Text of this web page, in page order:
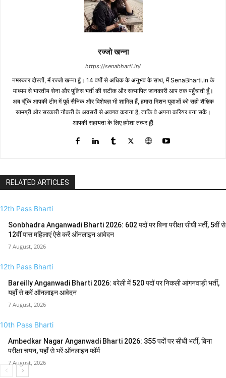
रज्जो खन्ना
https://senabharti.in/
नमस्कार दोस्तों, मैं रज्जो खन्ना हूँ। 14 वर्षों से अधिक के अनुभव के साथ, मैं SenaBharti.in के
माध्यम से भारतीय सेना और पुलिस भर्ती की सटीक और सत्यापित जानकारी आप तक पहुँचाती हूँ।
अब चूँकि आपकी टीम में पूर्व सैनिक और विशेषज्ञ भी शामिल हैं, हमारा मिशन युवाओं को सही शैक्षिक
सामग्री और सरकारी नौकरी के अवसरों से अवगत कराना है, ताकि वे अपना करियर बना सकें।
आपकी सहायता के लिए हमेशा तत्पर हूँ!
RELATED ARTICLES
12th Pass Bharti
Sonbhadra Anganwadi Bharti 2026: 602 पदों पर बिना परीक्षा सीधी भर्ती, 5वीं से
12वीं पास महिलाएं ऐसे करें ऑनलाइन आवेदन
7 August, 2026
12th Pass Bharti
Bareilly Anganwadi Bharti 2026: बरेली में 520 पदों पर निकली आंगनवाड़ी भर्ती,
यहाँ से करें ऑनलाइन आवेदन
7 August, 2026
10th Pass Bharti
Ambedkar Nagar Anganwadi Bharti 2026: 355 पदों पर सीधी भर्ती, बिना
परीक्षा चयन, यहाँ से भरें ऑनलाइन फॉर्म
7 August, 2026